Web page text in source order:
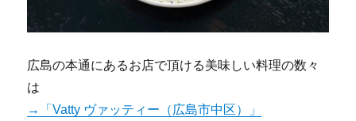
広島の本通にあるお店で頂ける美味しい料理の数々
は
→「Vatty ヴァッティー（広島市中区）」